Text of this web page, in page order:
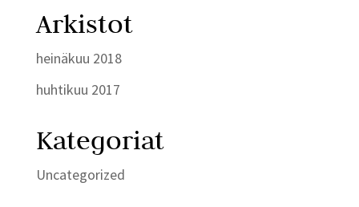
Arkistot
heinäkuu 2018
huhtikuu 2017
Kategoriat
Uncategorized